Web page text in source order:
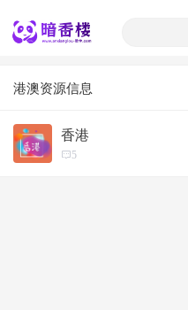
港澳资源信息
香港
5